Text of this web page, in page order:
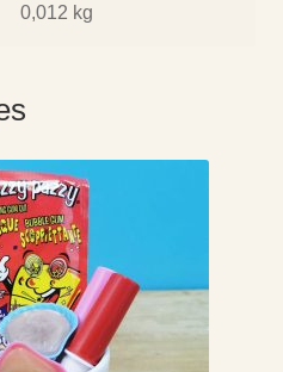
0,012 kg